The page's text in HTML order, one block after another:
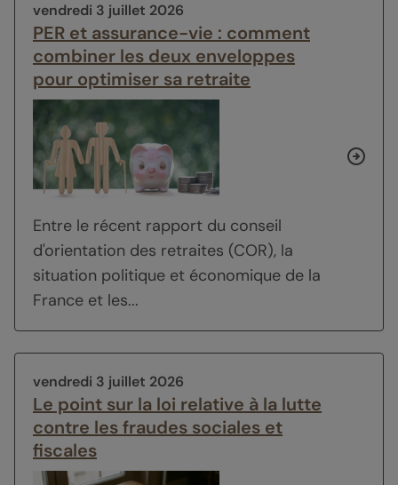
vendredi 3 juillet 2026
PER et assurance-vie : comment
combiner les deux enveloppes
pour optimiser sa retraite
Entre le récent rapport du conseil
d'orientation des retraites (COR), la
situation politique et économique de la
France et les...
vendredi 3 juillet 2026
Le point sur la loi relative à la lutte
contre les fraudes sociales et
fiscales